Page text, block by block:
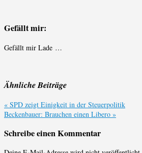
Gefällt mir:
Gefällt mir Lade …
Ähnliche Beiträge
« SPD zeigt Einigkeit in der Steuerpolitik
Beckenbauer: Brauchen einen Libero »
Schreibe einen Kommentar